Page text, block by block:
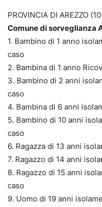
PROVINCIA DI AREZZO
Comune di sorveglianza
1. Bambino di 1 anno
caso
2. Bambina di 1 anno
3. Bambino di 2 anni
caso
4. Bambina di 6 anni
5. Bambino di 10 anni
caso
6. Ragazza di 13 anni
7. Ragazzo di 14 anni
8. Ragazzo di 15 anni
caso
9. Uomo di 19 anni